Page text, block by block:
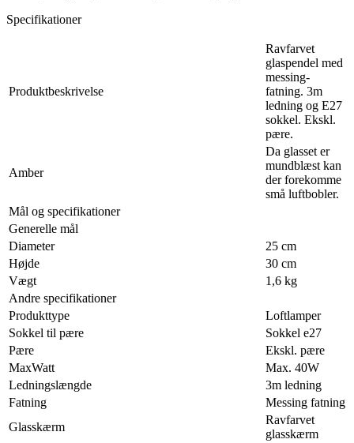
Specifikationer
Produktbeskrivelse
Ravfarvet
glaspendel med
messing-
fatning. 3m
ledning og E27
sokkel. Ekskl.
pære.
Amber
Da glasset er
mundblæst kan
der forekomme
små luftbobler.
Mål og specifikationer
Generelle mål
Diameter
25 cm
Højde
30 cm
Vægt
1,6 kg
Andre specifikationer
Produkttype
Loftlamper
Sokkel til pære
Sokkel e27
Pære
Ekskl. pære
MaxWatt
Max. 40W
Ledningslængde
3m ledning
Fatning
Messing fatning
Glasskærm
Ravfarvet
glasskærm